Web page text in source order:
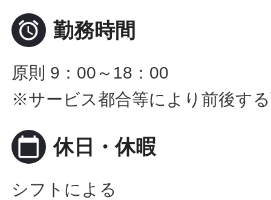
 勤務時間
原則 9：00～18：00
※サービス都合等により前後す
calendar_today 休日・休暇
シフトによる